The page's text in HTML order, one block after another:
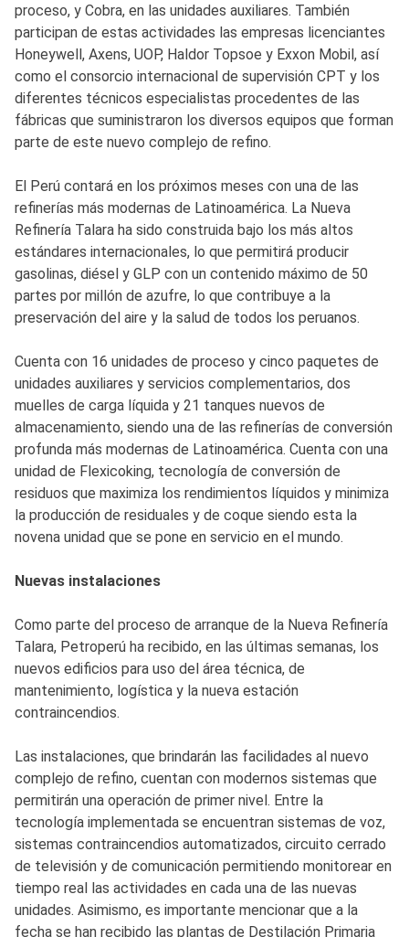
proceso, y Cobra, en las unidades auxiliares. También
participan de estas actividades las empresas licenciantes
Honeywell, Axens, UOP, Haldor Topsoe y Exxon Mobil, así
como el consorcio internacional de supervisión CPT y los
diferentes técnicos especialistas procedentes de las
fábricas que suministraron los diversos equipos que forman
parte de este nuevo complejo de refino.
El Perú contará en los próximos meses con una de las
refinerías más modernas de Latinoamérica. La Nueva
Refinería Talara ha sido construida bajo los más altos
estándares internacionales, lo que permitirá producir
gasolinas, diésel y GLP con un contenido máximo de 50
partes por millón de azufre, lo que contribuye a la
preservación del aire y la salud de todos los peruanos.
Cuenta con 16 unidades de proceso y cinco paquetes de
unidades auxiliares y servicios complementarios, dos
muelles de carga líquida y 21 tanques nuevos de
almacenamiento, siendo una de las refinerías de conversión
profunda más modernas de Latinoamérica. Cuenta con una
unidad de Flexicoking, tecnología de conversión de
residuos que maximiza los rendimientos líquidos y minimiza
la producción de residuales y de coque siendo esta la
novena unidad que se pone en servicio en el mundo.
Nuevas instalaciones
Como parte del proceso de arranque de la Nueva Refinería
Talara, Petroperú ha recibido, en las últimas semanas, los
nuevos edificios para uso del área técnica, de
mantenimiento, logística y la nueva estación
contraincendios.
Las instalaciones, que brindarán las facilidades al nuevo
complejo de refino, cuentan con modernos sistemas que
permitirán una operación de primer nivel. Entre la
tecnología implementada se encuentran sistemas de voz,
sistemas contraincendios automatizados, circuito cerrado
de televisión y de comunicación permitiendo monitorear en
tiempo real las actividades en cada una de las nuevas
unidades. Asimismo, es importante mencionar que a la
fecha se han recibido las plantas de Destilación Primaria